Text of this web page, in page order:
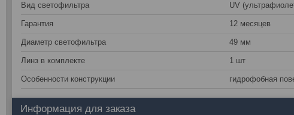
Вид светофильтра UV
Гарантия 12 месяцев
Диаметр светофильтра 49 мм
Линз в комплекте 1 шт
Особенности конструкции гидрофобная
Информация для заказа